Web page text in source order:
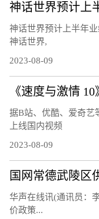
神话世界预计上半年
神话世界,
2023-08-09
《速度与激情
据B站、优酷、爱奇艺
上线国内视频
2023-08-09
华声在线讯(通讯员：
价政策...